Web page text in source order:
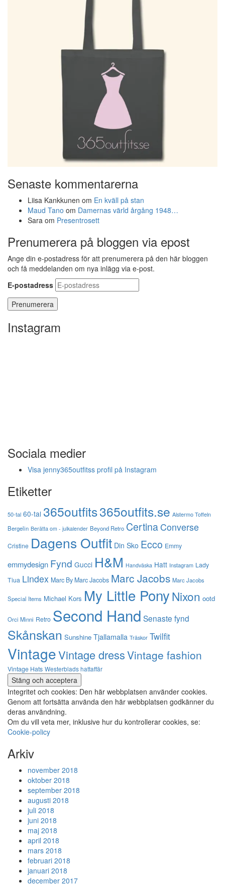
Senaste kommentarerna
Liisa Kankkunen om En kväll på stan
Maud Tano om Damernas värld årgång 1948…
Sara om Presentrosett
Prenumerera på bloggen via epost
Ange din e-postadress för att prenumerera på den här bloggen
och få meddelanden om nya inlägg via e-post.
E-postadress
Instagram
Sociala medier
Visa jenny365outfitss profil på Instagram
Etiketter
50-tal 60-tal 365outfits365outfits.se Alstermo Toffeln
Bergelin Berätta om - julkalender Beyond Retro CertinaConverse
Cristine Dagens Outfit Din Sko Ecco Emmy
emmydesign Fynd Gucci H&M Handväska Hatt Instagram Lady
Tiua Lindex Marc By Marc Jacobs Marc Jacobs Marc Jacobs
Special Items Michael Kors My Little PonyNixon ootd
Orci Minni Retro Second Hand Senaste fynd
Skånskan Sunshine Tjallamalla Träskor Twilfit
VintageVintage dressVintage fashion
Vintage Hats Westerblads hattaffär
Integritet och cookies: Den här webbplatsen använder cookies.
Genom att fortsätta använda den här webbplatsen godkänner du
deras användning.
Om du vill veta mer, inklusive hur du kontrollerar cookies, se:
Cookie-policy
Arkiv
november 2018
oktober 2018
september 2018
augusti 2018
juli 2018
juni 2018
maj 2018
april 2018
mars 2018
februari 2018
januari 2018
december 2017